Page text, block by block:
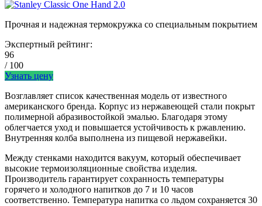
Прочная и надежная термокружка со специальным покрытием
Экспертный рейтинг:
96
/ 100
Узнать цену
Возглавляет список качественная модель от известного
американского бренда. Корпус из нержавеющей стали покрыт
полимерной абразивостойкой эмалью. Благодаря этому
облегчается уход и повышается устойчивость к ржавлению.
Внутренняя колба выполнена из пищевой нержавейки.
Между стенками находится вакуум, который обеспечивает
высокие термоизоляционные свойства изделия.
Производитель гарантирует сохранность температуры
горячего и холодного напитков до 7 и 10 часов
соответственно. Температура напитка со льдом сохраняется 30